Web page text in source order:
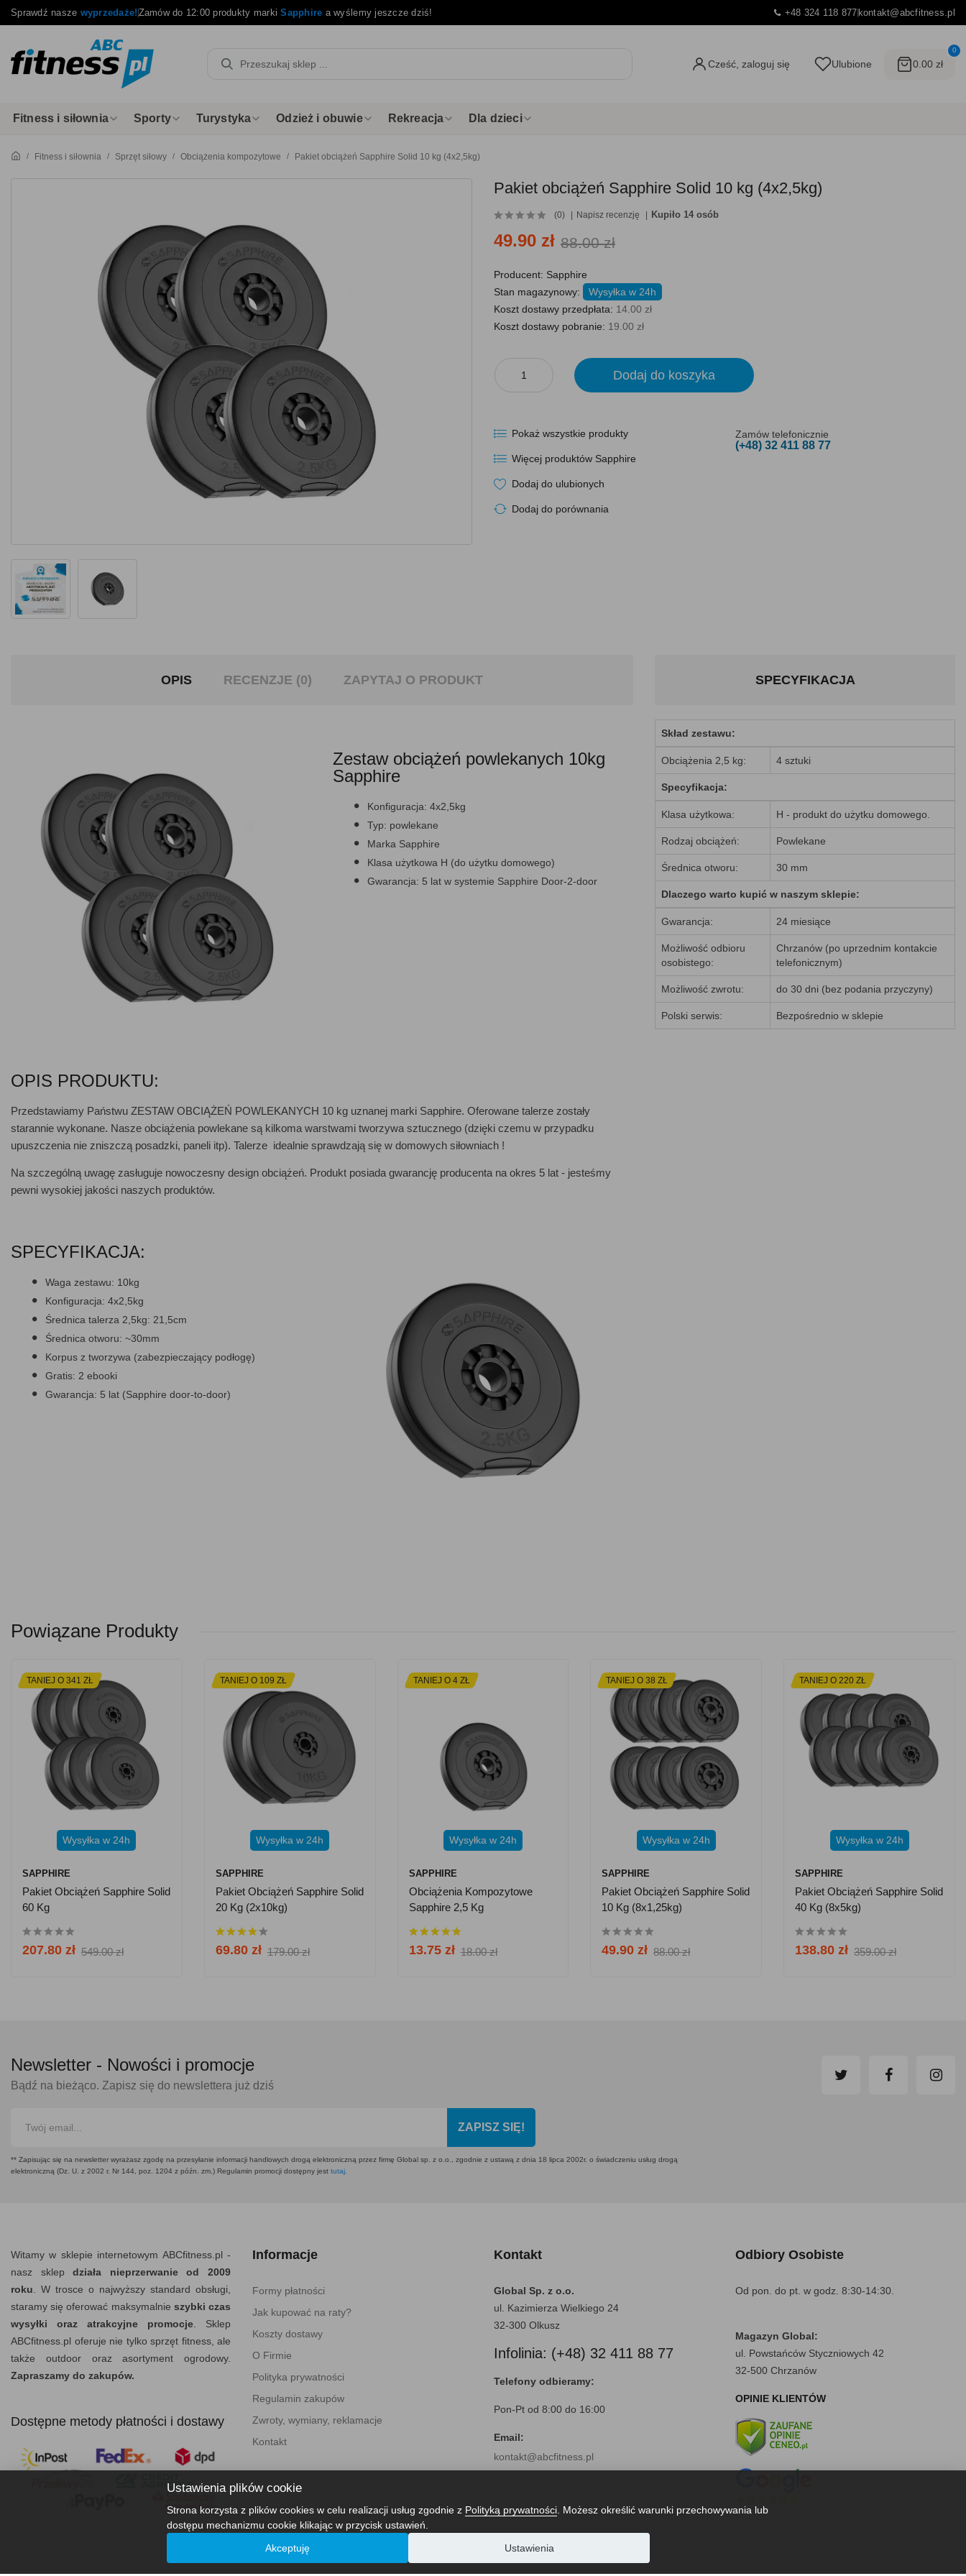
Sprawdź nasze wyprzedaże!Zamów do 12:00 produkty markiSapphire a wyślemy jeszcze dziś! +48 324 118 877kontakt@abcfitness.pl
Cześć, zaloguj się Ulubione
0
0.00 zł
Fitness i siłownia Sporty Turystyka Odzież i obuwie Rekreacja Dla dzieci
Fitness i siłownia Sprzęt siłowy Obciążenia kompozytowe Pakiet obciążeń Sapphire Solid 10 kg (4x2,5kg)
Pakiet obciążeń Sapphire Solid 10 kg (4x2,5kg)
(0) Napisz recenzję Kupiło 14 osób
49.90 zł 88.00 zł
Producent: Sapphire
Stan magazynowy:
Wysyłka w 24h
Koszt dostawy przedpłata: 14.00 zł
Koszt dostawy pobranie: 19.00 zł
Dodaj do koszyka
Pokaż wszystkie produkty
Więcej produktów Sapphire
Dodaj do ulubionych
Dodaj do porównania
Zamów telefonicznie
(+48) 32 411 88 77
OPIS RECENZJE (0) ZAPYTAJ O PRODUKT
Zestaw obciążeń powlekanych 10kg
Sapphire
Konfiguracja: 4x2,5kg
Typ: powlekane
Marka Sapphire
Klasa użytkowa H (do użytku domowego)
Gwarancja: 5 lat w systemie Sapphire Door-2-door
OPIS PRODUKTU:
Przedstawiamy Państwu ZESTAW OBCIĄŻEŃ POWLEKANYCH 10 kg uznanej marki Sapphire. Oferowane talerze zostały
starannie wykonane. Nasze obciążenia powlekane są kilkoma warstwami tworzywa sztucznego (dzięki czemu w przypadku
upuszczenia nie zniszczą posadzki, paneli itp). Talerze idealnie sprawdzają się w domowych siłowniach !
Na szczególną uwagę zasługuje nowoczesny design obciążeń. Produkt posiada gwarancję producenta na okres 5 lat - jesteśmy
pewni wysokiej jakości naszych produktów.
SPECYFIKACJA:
Waga zestawu: 10kg
Konfiguracja: 4x2,5kg
Średnica talerza 2,5kg: 21,5cm
Średnica otworu: ~30mm
Korpus z tworzywa (zabezpieczający podłogę)
Gratis: 2 ebooki
Gwarancja: 5 lat (Sapphire door-to-door)
SPECYFIKACJA
Skład zestawu:
Obciążenia 2,5 kg: 4 sztuki
Specyfikacja:
Klasa użytkowa: H - produkt do użytku domowego.
Rodzaj obciążeń: Powlekane
Średnica otworu: 30 mm
Dlaczego warto kupić w naszym sklepie:
Gwarancja: 24 miesiące
Możliwość odbioru
osobistego:
Chrzanów (po uprzednim kontakcie
telefonicznym)
Możliwość zwrotu: do 30 dni (bez podania przyczyny)
Polski serwis: Bezpośrednio w sklepie
Powiązane Produkty
TANIEJ O 341 ZŁ
Wysyłka w 24h
SAPPHIRE
Pakiet Obciążeń Sapphire Solid
60 Kg
207.80 zł 549.00 zł
TANIEJ O 109 ZŁ
Wysyłka w 24h
SAPPHIRE
Pakiet Obciążeń Sapphire Solid
20 Kg (2x10kg)
69.80 zł 179.00 zł
TANIEJ O 4 ZŁ
Wysyłka w 24h
SAPPHIRE
Obciążenia Kompozytowe
Sapphire 2,5 Kg
13.75 zł 18.00 zł
TANIEJ O 38 ZŁ
Wysyłka w 24h
SAPPHIRE
Pakiet Obciążeń Sapphire Solid
10 Kg (8x1,25kg)
49.90 zł 88.00 zł
TANIEJ O 220 ZŁ
Wysyłka w 24h
SAPPHIRE
Pakiet Obciążeń Sapphire Solid
40 Kg (8x5kg)
138.80 zł 359.00 zł
Newsletter - Nowości i promocje
Bądź na bieżąco. Zapisz się do newslettera już dziś
ZAPISZ SIĘ!
** Zapisując się na newsletter wyrażasz zgodę na przesyłanie informacji handlowych drogą elektroniczną przez firmę Global sp. z o.o., zgodnie z ustawą z dnia 18 lipca 2002r. o świadczeniu usług drogą
elektroniczną (Dz. U. z 2002 r. Nr 144, poz. 1204 z późn. zm.) Regulamin promocji dostępny jest tutaj
Witamy w sklepie internetowym ABCfitness.pl -
nasz sklepdziała nieprzerwanie od 2009
roku . W trosce o najwyższy standard obsługi,
staramy się oferować maksymalnie szybki czas
wysyłki oraz atrakcyjne promocje . Sklep
ABCfitness.pl oferuje nie tylko sprzęt fitness, ale
także outdoor oraz asortyment ogrodowy.
Zapraszamy do zakupów.
Dostępne metody płatności i dostawy
Informacje
Formy płatności
Jak kupować na raty?
Koszty dostawy
O Firmie
Polityka prywatności
Regulamin zakupów
Zwroty, wymiany, reklamacje
Kontakt
Kontakt
Global Sp. z o.o.
ul. Kazimierza Wielkiego 24
32-300 Olkusz
Infolinia: (+48) 32 411 88 77
Telefony odbieramy:
Pon-Pt od 8:00 do 16:00
Email:
kontakt@abcfitness.pl
Odbiory Osobiste
Od pon. do pt. w godz. 8:30-14:30.
Magazyn Global:
ul. Powstańców Styczniowych 42
32-500 Chrzanów
OPINIE KLIENTÓW
Ustawienia plików cookie
Strona korzysta z plików cookies w celu realizacji usług zgodnie z Polityką prywatności . Możesz określić warunki przechowywania lub
dostępu mechanizmu cookie klikając w przycisk ustawień.
Akceptuję Ustawienia